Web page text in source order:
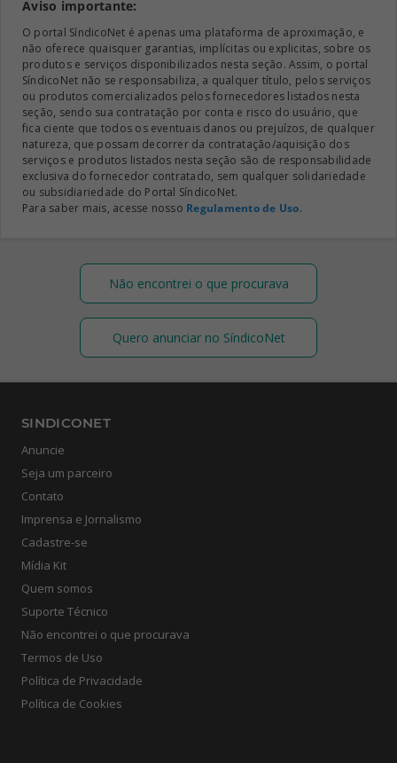
Aviso importante:
O portal SíndicoNet é apenas uma plataforma de aproximação, e
não oferece quaisquer garantias, implícitas ou explicitas, sobre os
produtos e serviços disponibilizados nesta seção. Assim, o portal
SíndicoNet não se responsabiliza, a qualquer título, pelos serviços
ou produtos comercializados pelos fornecedores listados nesta
seção, sendo sua contratação por conta e risco do usuário, que
fica ciente que todos os eventuais danos ou prejuízos, de qualquer
natureza, que possam decorrer da contratação/aquisição dos
serviços e produtos listados nesta seção são de responsabilidade
exclusiva do fornecedor contratado, sem qualquer solidariedade
ou subsidiariedade do Portal SíndicoNet.
Para saber mais, acesse nosso Regulamento de Uso.
Não encontrei o que procurava
Quero anunciar no SíndicoNet
SINDICONET
Anuncie
Seja um parceiro
Contato
Imprensa e Jornalismo
Cadastre-se
Mídia Kit
Quem somos
Suporte Técnico
Não encontrei o que procurava
Termos de Uso
Política de Privacidade
Política de Cookies